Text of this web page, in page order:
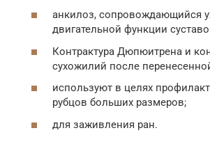
анкилоз, сопровождающийся
двигательной функции
Контрактура Дюпюитрена и
сухожилий после
используют в целях
рубцов больших размеров;
для заживления ран.